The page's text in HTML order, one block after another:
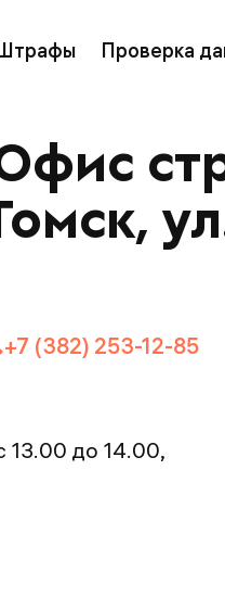
Проверка
+7 (382) 253-12-85
13.00 до 14.00,